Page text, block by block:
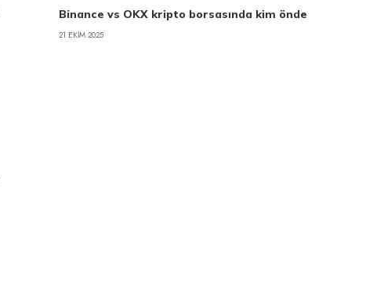
Binance vs OKX kripto borsasında kim önde
21 EKIM 2025